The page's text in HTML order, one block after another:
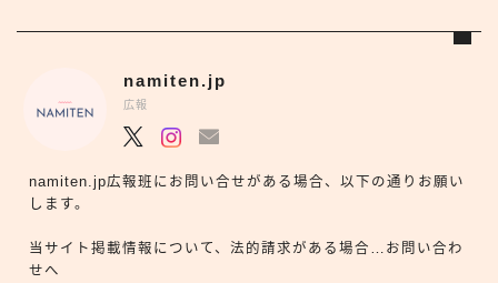
namiten.jp
広報
namiten.jp広報班にお問い合せがある場合、以下の通りお願い
します。
当サイト掲載情報について、法的請求がある場合…お問い合わ
せへ